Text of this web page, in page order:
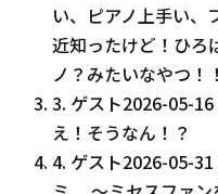
い、ピアノ上手い、
近知ったけど！ひろ
ノ？みたいなやつ！
3. ゲスト2026-05-16
え！そうなん！？
4. ゲスト2026-05-31